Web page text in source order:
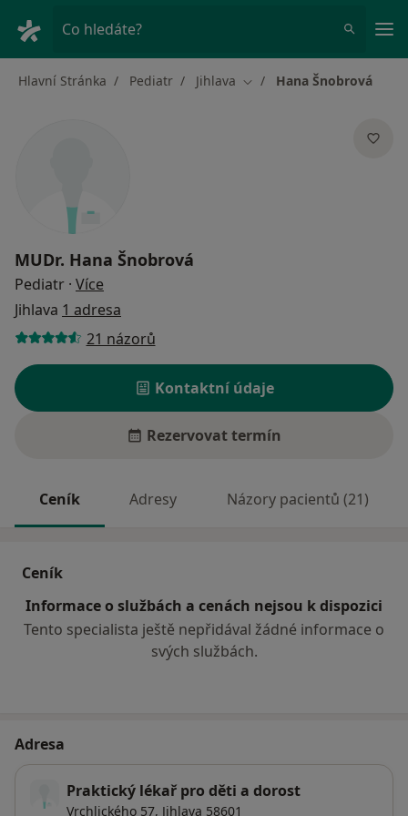
Co hledáte?
Hlavní Stránka Pediatr Jihlava Změna města
Hana Šnobrová
MUDr. Hana Šnobrová
Pediatr · Více
Jihlava 1 adresa
21 názorů
Kontaktní údaje
Rezervovat termín
Ceník Adresy Názory pacientů (21)
Ceník
Informace o službách a cenách nejsou k dispozici
Tento specialista ještě nepřidával žádné informace o
svých službách.
Adresa
Praktický lékař pro děti a dorost
Vrchlického 57, Jihlava 58601